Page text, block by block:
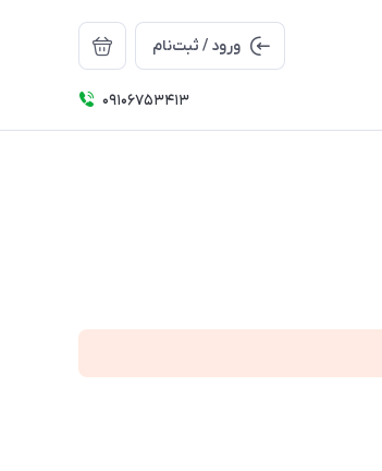
ورود / ثبت‌نام
09106753413